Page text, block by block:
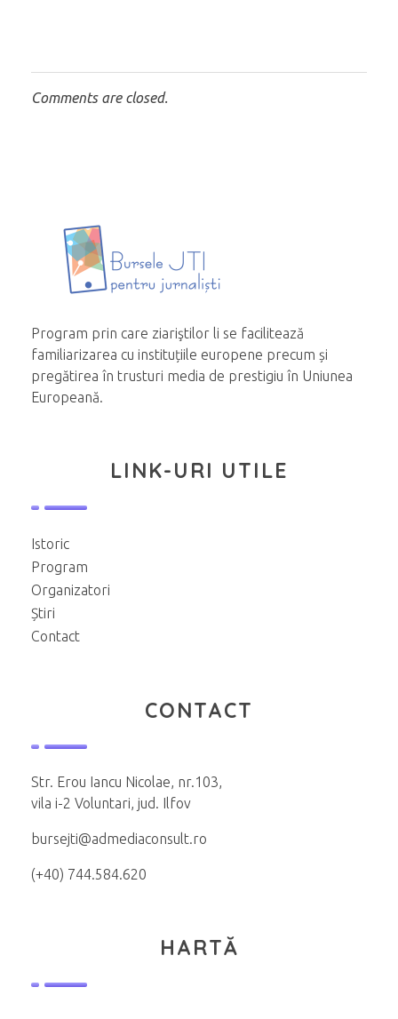
Comments are closed.
Program prin care ziariştilor li se facilitează
familiarizarea cu instituțiile europene precum și
pregătirea în trusturi media de prestigiu în Uniunea
Europeană.
LINK-URI UTILE
Istoric
Program
Organizatori
Știri
Contact
CONTACT
Str. Erou Iancu Nicolae, nr.103,
vila i-2 Voluntari, jud. Ilfov
bursejti@admediaconsult.ro
(+40) 744.584.620
HARTĂ